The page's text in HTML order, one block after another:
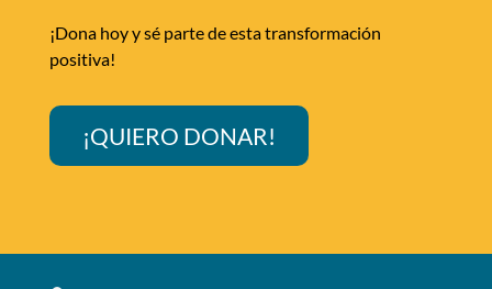
¡Dona hoy y sé parte de esta transformación
positiva!
¡QUIERO DONAR!